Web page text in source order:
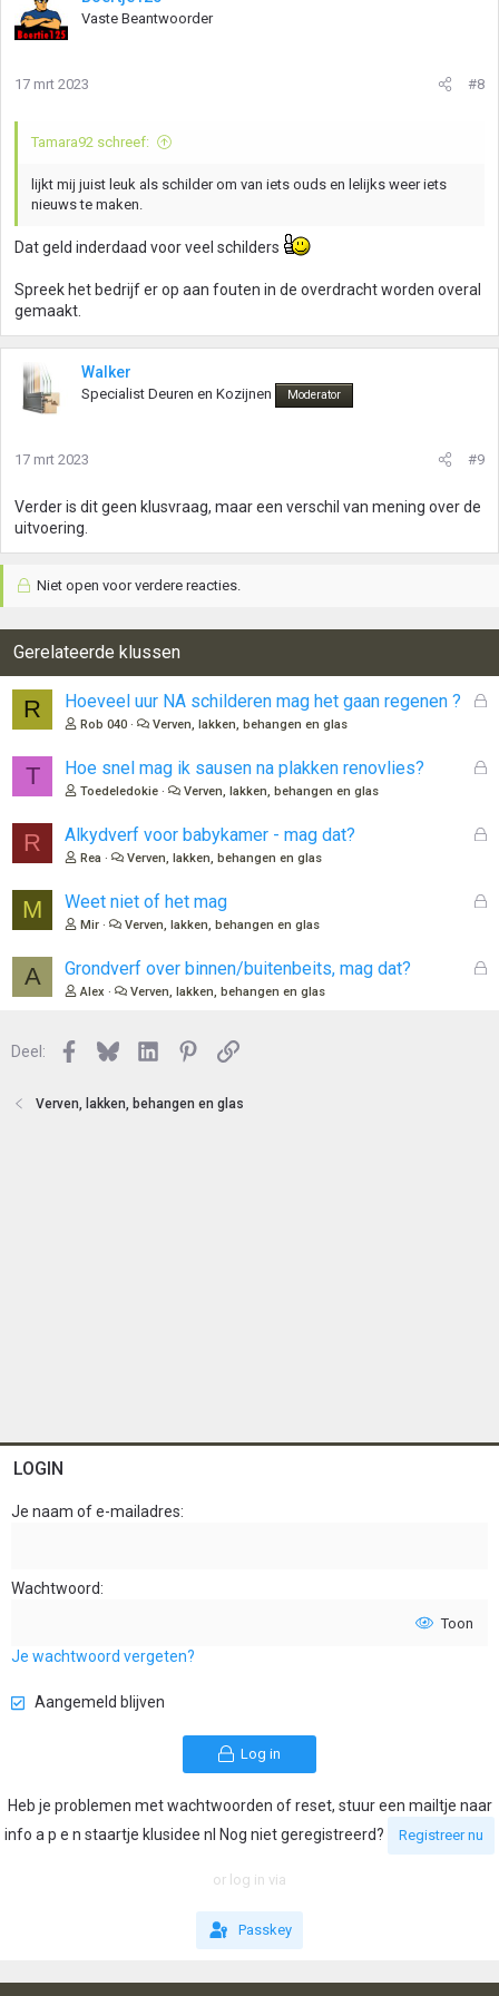
Vaste Beantwoorder
17 mrt 2023 #8
Tamara92 schreef:
lijkt mij juist leuk als schilder om van iets ouds en lelijks weer iets
nieuws te maken.
Dat geld inderdaad voor veel schilders
Spreek het bedrijf er op aan fouten in de overdracht worden overal
gemaakt.
Walker
Specialist Deuren en Kozijnen Moderator
17 mrt 2023 #9
Verder is dit geen klusvraag, maar een verschil van mening over de
uitvoering.
Niet open voor verdere reacties.
Gerelateerde klussen
R
G
n
Hoeveel uur NA schilderen mag het gaan regenen ?
Rob 040 Verven, lakken, behangen en glas
T
G
n
Hoe snel mag ik sausen na plakken renovlies?
Toedeledokie Verven, lakken, behangen en glas
R
G
n
Alkydverf voor babykamer - mag dat?
Rea Verven, lakken, behangen en glas
M
G
Weet niet of het mag
Mir Verven, lakken, behangen en glas
A
G
Grondverf over binnen/buitenbeits, mag dat?
Alex Verven, lakken, behangen en glas
Deel: Facebook
BlueskyLinkedInPinterest
Link
Verven, lakken, behangen en glas
LOGIN
Je naam of e-mailadres
Wachtwoord
Toon
Je wachtwoord vergeten?
Aangemeld blijven
Log in
Heb je problemen met wachtwoorden of reset, stuur een mailtje naar
info a p e n staartje klusidee nl Nog niet geregistreerd?
Registreer nu
or log in via
Passkey